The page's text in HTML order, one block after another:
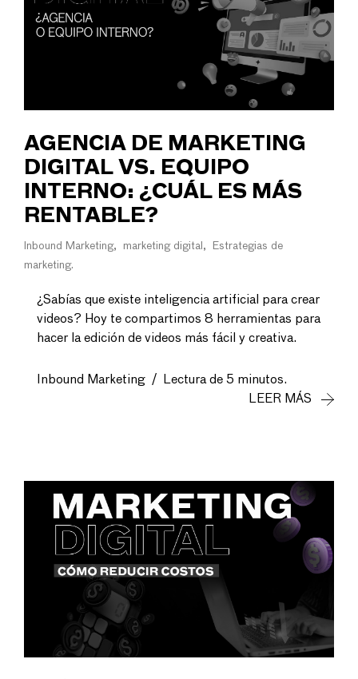
AGENCIA DE MARKETING
DIGITAL VS. EQUIPO
INTERNO: ¿CUÁL ES MÁS
RENTABLE?
Inbound Marketing marketing digital
Estrategias de
marketing
¿Sabías que existe inteligencia artificial para crear
videos? Hoy te compartimos 8 herramientas para
hacer la edición de videos más fácil y creativa.
Inbound Marketing /
Lectura de 5 minutos.
LEER MÁS